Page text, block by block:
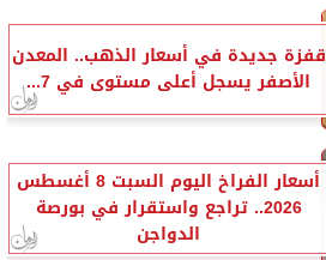
قفزة جديدة في أسعار الذهب.. المعدن
الأصفر يسجل أعلى مستوى في 7...
أسعار الفراخ اليوم السبت 8 أغسطس
2026.. تراجع واستقرار في بورصة
الدواجن